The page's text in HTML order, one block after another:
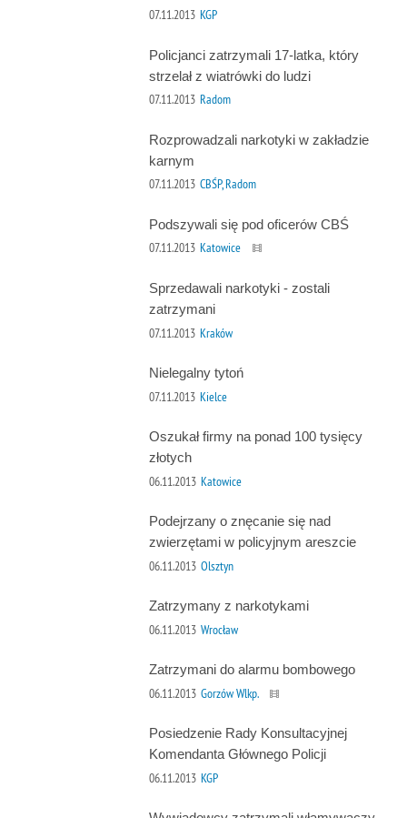
07.11.2013 KGP
Policjanci zatrzymali 17-latka, który
strzelał z wiatrówki do ludzi
07.11.2013 Radom
Rozprowadzali narkotyki w zakładzie
karnym
07.11.2013 CBŚP, Radom
Podszywali się pod oficerów CBŚ
07.11.2013 Katowice
Sprzedawali narkotyki - zostali
zatrzymani
07.11.2013 Kraków
Nielegalny tytoń
07.11.2013 Kielce
Oszukał firmy na ponad 100 tysięcy
złotych
06.11.2013 Katowice
Podejrzany o znęcanie się nad
zwierzętami w policyjnym areszcie
06.11.2013 Olsztyn
Zatrzymany z narkotykami
06.11.2013 Wrocław
Zatrzymani do alarmu bombowego
06.11.2013 Gorzów Wlkp.
Posiedzenie Rady Konsultacyjnej
Komendanta Głównego Policji
06.11.2013 KGP